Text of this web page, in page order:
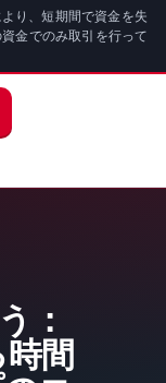
り、短期間で資金を失
金でのみ取引を行って
：
間